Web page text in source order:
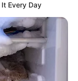
Every Day